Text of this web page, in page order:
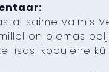
saime valmis
on olemas
lisasi kodulehe